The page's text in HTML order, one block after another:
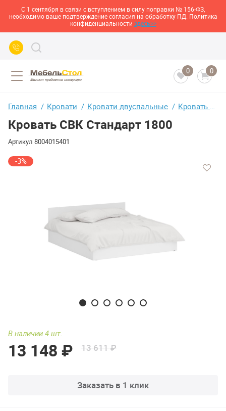
С 1 сентября в связи с вступлением в силу поправки № 156-ФЗ,
необходимо ваше подтверждение согласия на обработку ПД. Политика
конфиденциальности здесь>>
0 0
Главная Кровати Кровати двуспальные Кровать СВК Стандарт 1800
Кровать СВК Стандарт 1800
Артикул 8004015401
-3%
В наличии 4 шт.
13 148 ₽ 13 611 ₽
Заказать в 1 клик